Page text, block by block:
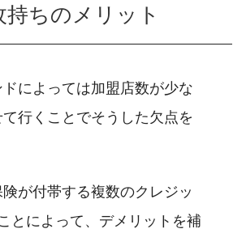
ちのメリット
によっては加盟店数が少な
行くことでそうした欠点を
が付帯する複数のクレジッ
とによって、デメリットを補